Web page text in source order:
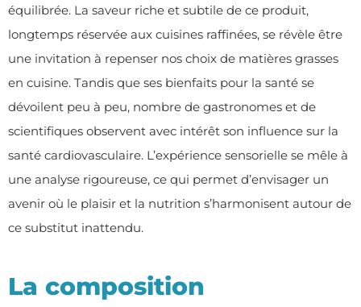
équilibrée. La saveur riche et subtile de ce produit,
longtemps réservée aux cuisines raffinées, se révèle être
une invitation à repenser nos choix de matières grasses
en cuisine. Tandis que ses bienfaits pour la santé se
dévoilent peu à peu, nombre de gastronomes et de
scientifiques observent avec intérêt son influence sur la
santé cardiovasculaire. L’expérience sensorielle se mêle à
une analyse rigoureuse, ce qui permet d’envisager un
avenir où le plaisir et la nutrition s’harmonisent autour de
ce substitut inattendu.
La composition